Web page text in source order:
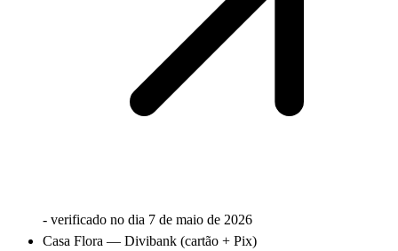
- verificado no dia 7 de maio de 2026
Casa Flora — Divibank (cartão + Pix)